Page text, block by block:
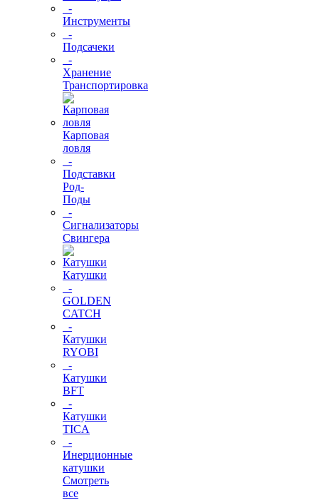
-
Инструменты
-
Подсачеки
-
Хранение
Транспортировка
Карповая
ловля
-
Подставки
Род-
Поды
-
Сигнализаторы
Свингера
Катушки
-
GOLDEN
CATCH
-
Катушки
RYOBI
-
Катушки
BFT
-
Катушки
TICA
-
Инерционные
катушки
Смотреть
все